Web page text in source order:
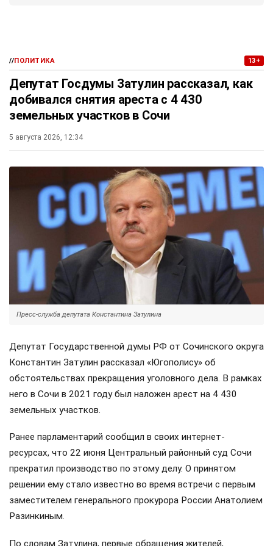
//ПОЛИТИКА 13+
Депутат Госдумы Затулин рассказал, как
добивался снятия ареста с 4 430
земельных участков в Сочи
5 августа 2026, 12:34
Пресс-служба депутата Константина Затулина
Депутат Государственной думы РФ от Сочинского округа
Константин Затулин рассказал «Югополису» об
обстоятельствах прекращения уголовного дела. В рамках
него в Сочи в 2021 году был наложен арест на 4 430
земельных участков.
Ранее парламентарий сообщил в своих интернет-
ресурсах, что 22 июня Центральный районный суд Сочи
прекратил производство по этому делу. О принятом
решении ему стало известно во время встречи с первым
заместителем генерального прокурора России Анатолием
Разинкиным.
По словам Затулина, первые обращения жителей,